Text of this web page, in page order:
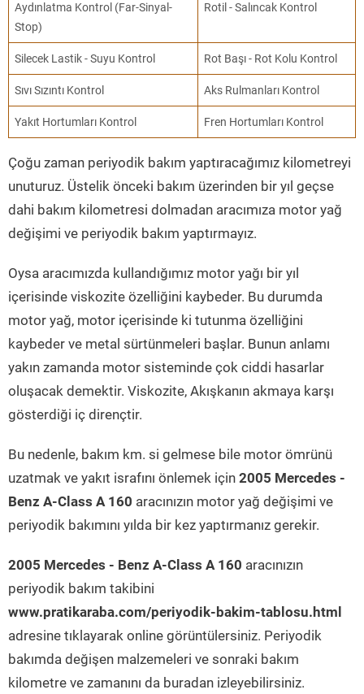
Aydınlatma Kontrol (Far-Sinyal-
Stop)
Rotil - Salıncak Kontrol
Silecek Lastik - Suyu Kontrol Rot Başı - Rot Kolu Kontrol
Sıvı Sızıntı Kontrol Aks Rulmanları Kontrol
Yakıt Hortumları Kontrol Fren Hortumları Kontrol
Çoğu zaman periyodik bakım yaptıracağımız kilometreyi
unuturuz. Üstelik önceki bakım üzerinden bir yıl geçse
dahi bakım kilometresi dolmadan aracımıza motor yağ
değişimi ve periyodik bakım yaptırmayız.
Oysa aracımızda kullandığımız motor yağı bir yıl
içerisinde viskozite özelliğini kaybeder. Bu durumda
motor yağ, motor içerisinde ki tutunma özelliğini
kaybeder ve metal sürtünmeleri başlar. Bunun anlamı
yakın zamanda motor sisteminde çok ciddi hasarlar
oluşacak demektir. Viskozite, Akışkanın akmaya karşı
gösterdiği iç dirençtir.
Bu nedenle, bakım km. si gelmese bile motor ömrünü
uzatmak ve yakıt israfını önlemek için 2005 Mercedes -
Benz A-Class A 160 aracınızın motor yağ değişimi ve
periyodik bakımını yılda bir kez yaptırmanız gerekir.
2005 Mercedes - Benz A-Class A 160 aracınızın
periyodik bakım takibini
www.pratikaraba.com/periyodik-bakim-tablosu.html
adresine tıklayarak online görüntülersiniz. Periyodik
bakımda değişen malzemeleri ve sonraki bakım
kilometre ve zamanını da buradan izleyebilirsiniz.